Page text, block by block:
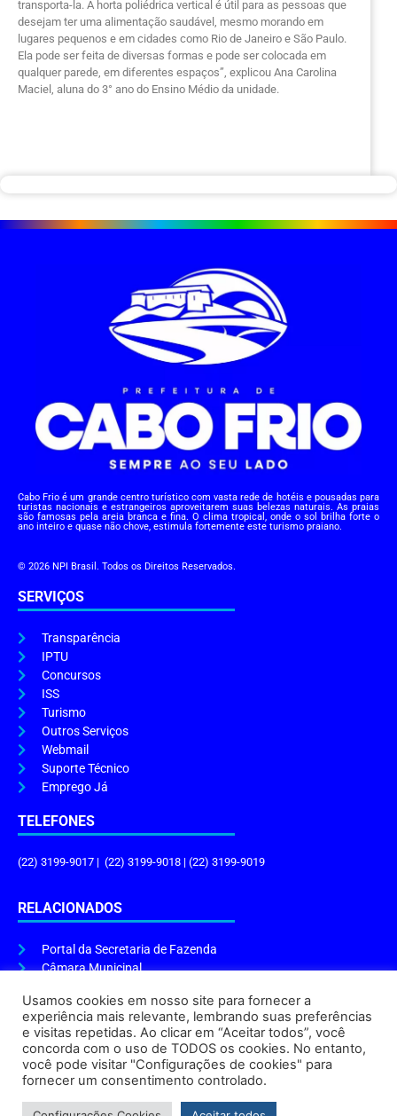
transporta-la. A horta poliédrica vertical é útil para as pessoas que
desejam ter uma alimentação saudável, mesmo morando em
lugares pequenos e em cidades como Rio de Janeiro e São Paulo.
Ela pode ser feita de diversas formas e pode ser colocada em
qualquer parede, em diferentes espaços”, explicou Ana Carolina
Maciel, aluna do 3° ano do Ensino Médio da unidade.
Cabo Frio é um grande centro turístico com vasta rede de hotéis e pousadas para
turistas nacionais e estrangeiros aproveitarem suas belezas naturais. As praias
são famosas pela areia branca e fina. O clima tropical, onde o sol brilha forte o
ano inteiro e quase não chove, estimula fortemente este turismo praiano.
© 2026 NPI Brasil. Todos os Direitos Reservados.
SERVIÇOS
Transparência
IPTU
Concursos
ISS
Turismo
Outros Serviços
Webmail
Suporte Técnico
Emprego Já
TELEFONES
(22) 3199-9017 | (22) 3199-9018 | (22) 3199-9019
RELACIONADOS
Portal da Secretaria de Fazenda
Câmara Municipal
ENDEREÇO E HORÁRIO
Endereço:Praça Tiradentes, s/n – Centro, Cabo Frio – RJ, 28906-290
Atendimento do Protocolo Geral da Prefeitura:9h às 16h
Horário de Funcionamento:8h às 17h
Usamos cookies em nosso site para fornecer a
experiência mais relevante, lembrando suas preferências
e visitas repetidas. Ao clicar em “Aceitar todos”, você
concorda com o uso de TODOS os cookies. No entanto,
você pode visitar "Configurações de cookies" para
fornecer um consentimento controlado.